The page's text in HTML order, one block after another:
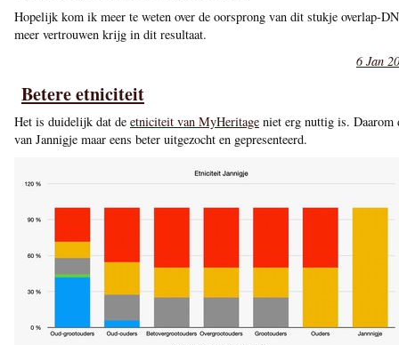
Hopelijk kom ik meer te weten over de oorsprong van dit stukje overlap-
meer vertrouwen krijg in dit resultaat.
6 Jan
Betere etniciteit
Het is duidelijk dat de etniciteit van MyHeritage niet erg nuttig is. Daarom
van Jannigje maar eens beter uitgezocht en gepresenteerd.